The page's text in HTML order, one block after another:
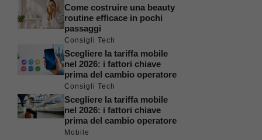
Come costruire una beauty
routine efficace in pochi
passaggi
Consigli Tech
Scegliere la tariffa mobile
nel 2026: i fattori chiave
prima del cambio operatore
Consigli Tech
Scegliere la tariffa mobile
nel 2026: i fattori chiave
prima del cambio operatore
Mobile